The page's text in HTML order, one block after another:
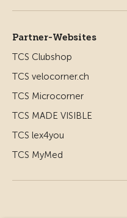
Partner-Websites
TCS Clubshop
TCS velocorner.ch
TCS Microcorner
TCS MADE VISIBLE
TCS lex4you
TCS MyMed